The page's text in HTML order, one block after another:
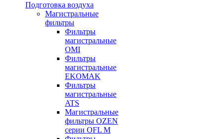
Подготовка воздуха
Магистральные
фильтры
Фильтры
магистральные
OMI
Фильтры
магистральные
EKOMAK
Фильтры
магистральные
ATS
Магистральные
фильтры OZEN
серии OFL M